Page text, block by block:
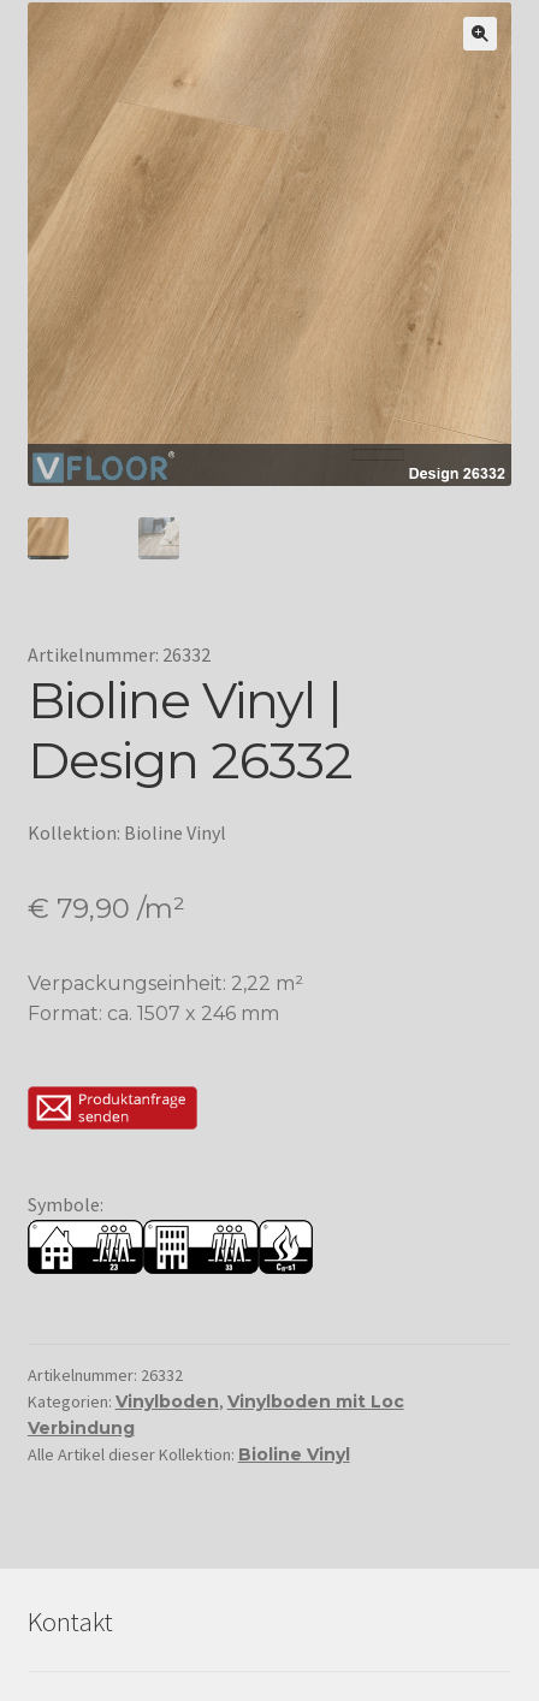
Artikelnummer: 26332
Bioline Vinyl |
Design 26332
Kollektion: Bioline Vinyl
€ 79,90 /m²
Verpackungseinheit: 2,22 m²
Format: ca. 1507 x 246 mm
Symbole:
Artikelnummer: 26332
Kategorien: Vinylboden, Vinylboden mit Loc
Verbindung
Alle Artikel dieser Kollektion: Bioline Vinyl
Kontakt